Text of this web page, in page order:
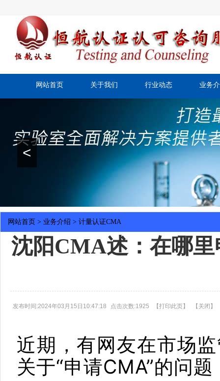
网站首页 关于我们 行业动态 业务
<
网站首页 > 业务介绍 > 计量认证CMA
沈阳CMA述：在哪
发布时间:2024年03月15日10:47:18 点击次数:1925 【打印此页】 【 关闭 】
近期，有网友在市场
关于“申请CMA”的问